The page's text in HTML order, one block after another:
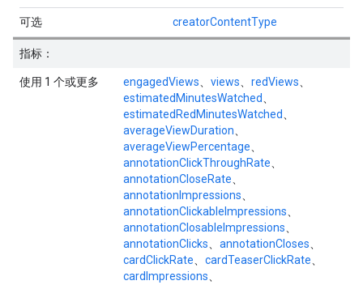
可选 creatorContentType
指标：
使用 1 个或更多 engagedViews views redViews
estimatedMinutesWatched
estimatedRedMinutesWatched
averageViewDuration
averageViewPercentage
annotationClickThroughRate
annotationCloseRate
annotationImpressions
annotationClickableImpressions
annotationClosableImpressions
annotationClicks
annotationCloses
cardClickRate
cardTeaserClickRate
cardImpressions